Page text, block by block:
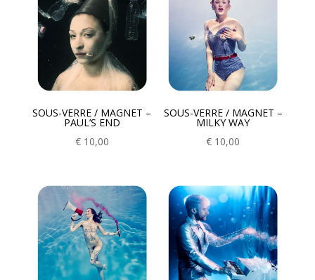
SOUS-VERRE / MAGNET –
PAUL’S END
€10,00
SOUS-VERRE / MAGNET –
MILKY WAY
€ 10,00